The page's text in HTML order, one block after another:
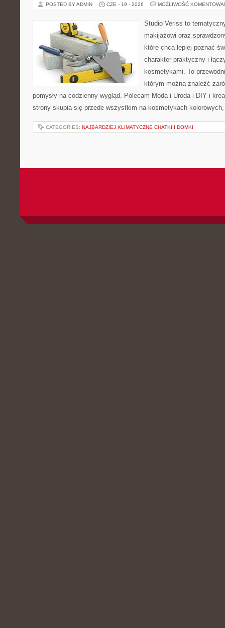
POSTED BY ADMIN CZE - 19 - 2026 MOŻLIWOŚĆ
Studio Veriss to
makijażowi oraz
które chcą lepiej poznać
charakter praktyczny i
kosmetykami. To
którym można znaleźć
pomysły na codzienny wygląd. Polecam Moda i Uroda i DIY i
strony skupia się przede wszystkim na kosmetykach
CATEGORIES: NAJBARDZIEJ KLIMATYCZNE CHATKI I DOMKI